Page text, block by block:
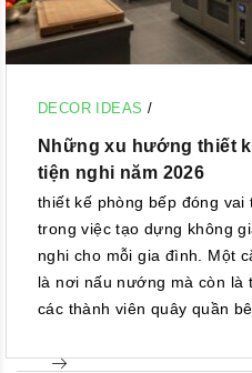
DECOR IDEAS /
Những xu hướng thiết
tiện nghi năm 2026
thiết kế phòng bếp đóng vai
trong việc tạo dựng không
nghi cho mỗi gia đình. Một
là nơi nấu nướng mà còn là
các thành viên quây quần